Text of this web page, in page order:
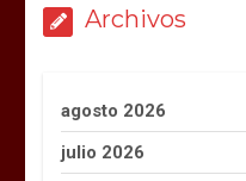
Archivos
agosto 2026
julio 2026